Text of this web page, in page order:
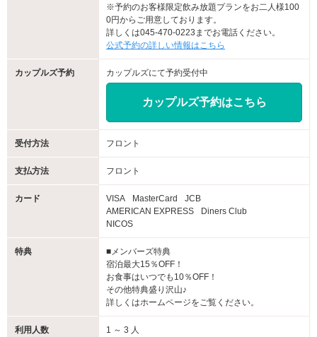
※予約のお客様限定飲み放題プランをお二人様100
0円からご用意しております。
詳しくは045-470-0223までお電話ください。
公式予約の詳しい情報はこちら
カップルズ予約 カップルズにて予約受付中
カップルズ予約はこちら
受付方法 フロント
支払方法 フロント
カード VISA MasterCard
JCB
AMERICAN EXPRESS
Diners Club
NICOS
特典
■メンバーズ特典
宿泊最大15％OFF！
お食事はいつでも10％OFF！
その他特典盛り沢山♪
詳しくはホームページをご覧ください。
利用人数
1 ～ 3 人